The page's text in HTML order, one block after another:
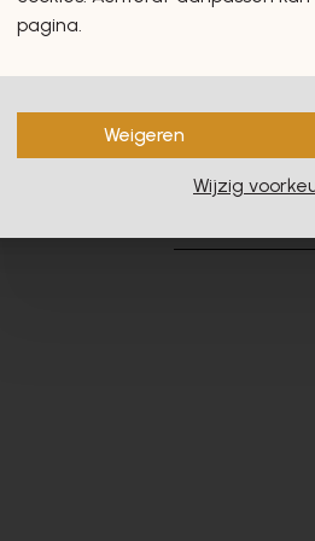
zullen u
pagina.
Weigeren
Wijzig